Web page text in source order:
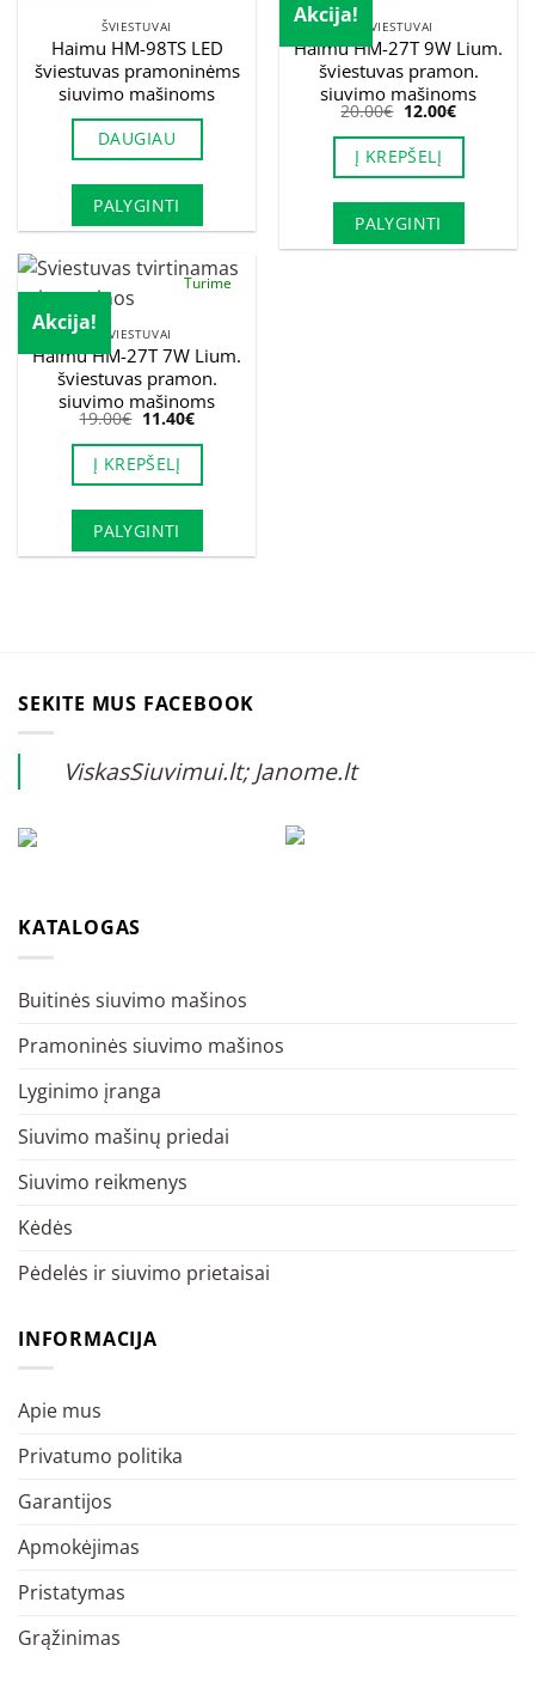
ŠVIESTUVAI
Haimu HM-98TS LED
šviestuvas pramoninėms
siuvimo mašinoms
DAUGIAU
PALYGINTI
Akcija! ŠVIESTUVAI
Haimu HM-27T 9W Lium.
šviestuvas pramon.
siuvimo mašinoms
20.00€ Original
price
was:
20.00€.
12.00€Current
price
is:
Į KREPŠELĮ
PALYGINTI
Akcija!
Turime
ŠVIESTUVAI
Haimu HM-27T 7W Lium.
šviestuvas pramon.
siuvimo mašinoms
19.00€ Original
price
was:
19.00€.
11.40€Current
price
is:
Į KREPŠELĮ
PALYGINTI
SEKITE MUS FACEBOOK
ViskasSiuvimui.lt; Janome.lt
KATALOGAS
Buitinės siuvimo mašinos
Pramoninės siuvimo mašinos
Lyginimo įranga
Siuvimo mašinų priedai
Siuvimo reikmenys
Kėdės
Pėdelės ir siuvimo prietaisai
INFORMACIJA
Apie mus
Privatumo politika
Garantijos
Apmokėjimas
Pristatymas
Grąžinimas